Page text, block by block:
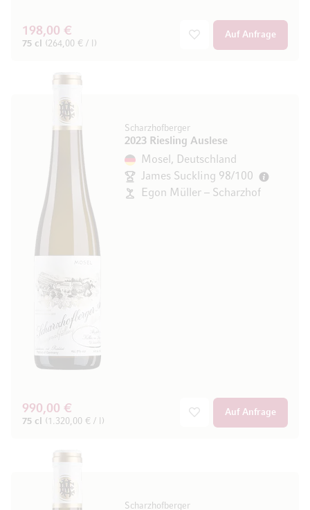
198,00 €
75 cl (264,00 € / l)
Auf Anfrage
Scharzhofberger
2023 Riesling Auslese
Mosel, Deutschland
James Suckling 98/100
Egon Müller – Scharzhof
990,00 €
75 cl (1.320,00 € / l)
Auf Anfrage
Scharzhofberger